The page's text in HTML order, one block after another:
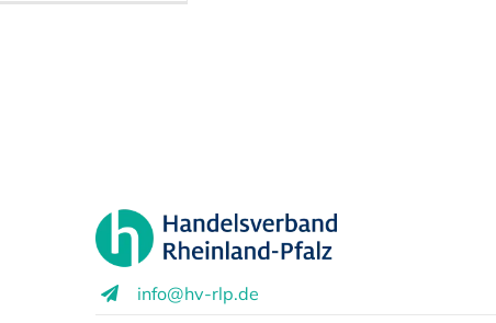
info@hv-rlp.de